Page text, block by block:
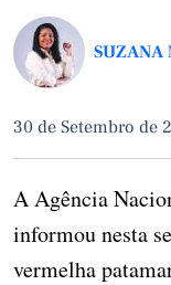
SUZANA
30 de Setembro de
A Agência
informou nesta
vermelha